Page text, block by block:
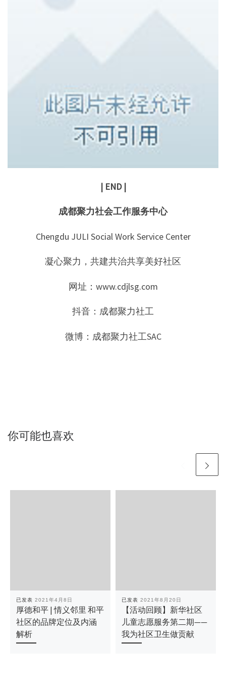
| END |
成都聚力社会工作服务中心
Chengdu JULI Social Work Service Center
凝心聚力，共建共治共享美好社区
网址：www.cdjlsg.com
抖音：成都聚力社工
微博：成都聚力社工SAC
你可能也喜欢
已发表 2021年4月8日
厚德和平 | 情义邻里 和平
社区的品牌定位及内涵
解析
已发表 2021年8月20日
【活动回顾】新华社区
儿童志愿服务第二期——
我为社区卫生做贡献